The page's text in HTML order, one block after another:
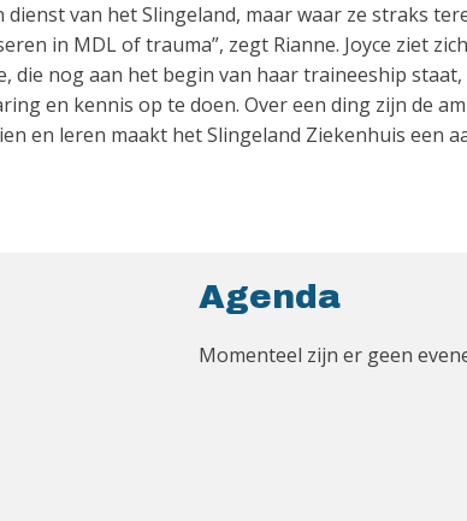
van het Slingeland, maar waar ze straks
in MDL of trauma”, zegt Rianne. Joyce ziet
die nog aan het begin van haar traineeship
en kennis op te doen. Over een ding zijn de
en leren maakt het Slingeland Ziekenhuis een
Agenda
Momenteel zijn er geen